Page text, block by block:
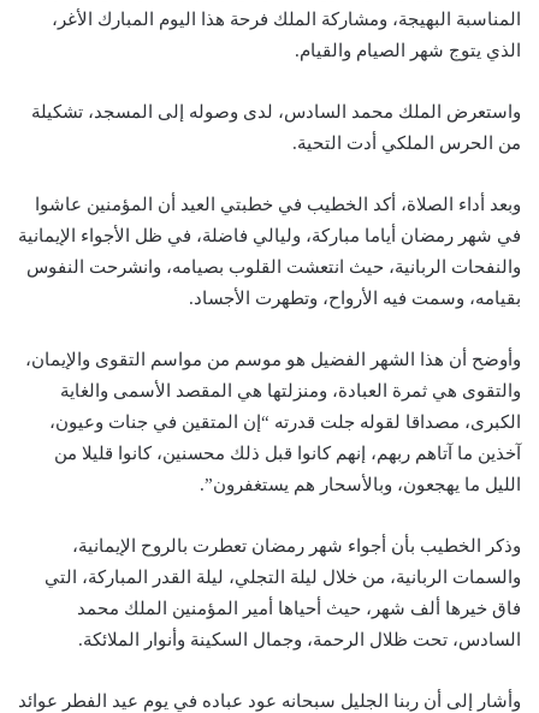
المناسبة البهيجة، ومشاركة الملك فرحة هذا اليوم المبارك الأغر،
الذي يتوج شهر الصيام والقيام.
واستعرض الملك محمد السادس، لدى وصوله إلى المسجد، تشكيلة
من الحرس الملكي أدت التحية.
وبعد أداء الصلاة، أكد الخطيب في خطبتي العيد أن المؤمنين عاشوا
في شهر رمضان أياما مباركة، وليالي فاضلة، في ظل الأجواء الإيمانية
والنفحات الربانية، حيث انتعشت القلوب بصيامه، وانشرحت النفوس
بقيامه، وسمت فيه الأرواح، وتطهرت الأجساد.
وأوضح أن هذا الشهر الفضيل هو موسم من مواسم التقوى والإيمان،
والتقوى هي ثمرة العبادة، ومنزلتها هي المقصد الأسمى والغاية
الكبرى، مصداقا لقوله جلت قدرته “إن المتقين في جنات وعيون،
آخذين ما آتاهم ربهم، إنهم كانوا قبل ذلك محسنين، كانوا قليلا من
الليل ما يهجعون، وبالأسحار هم يستغفرون”.
وذكر الخطيب بأن أجواء شهر رمضان تعطرت بالروح الإيمانية،
والسمات الربانية، من خلال ليلة التجلي، ليلة القدر المباركة، التي
فاق خيرها ألف شهر، حيث أحياها أمير المؤمنين الملك محمد
السادس، تحت ظلال الرحمة، وجمال السكينة وأنوار الملائكة.
وأشار إلى أن ربنا الجليل سبحانه عود عباده في يوم عيد الفطر عوائد